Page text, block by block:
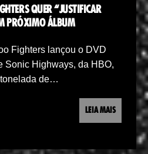
QUER “JUSTIFICAR
PRÓXIMO ÁLBUM
Fighters lançou o DVD
Sonic Highways, da HBO,
de…
LEIA MAIS